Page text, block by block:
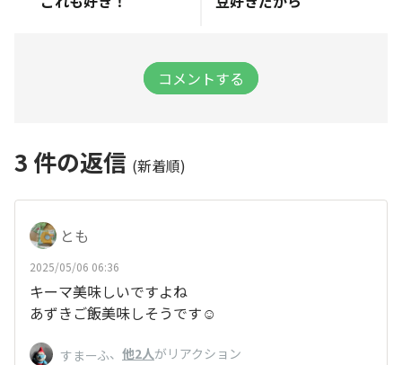
コメントする
3 件の返信 (新着順)
とも
2025/05/06 06:36
キーマ美味しいですよね
あずきご飯美味しそうです☺️
すまーふ、 他2人がリアクション